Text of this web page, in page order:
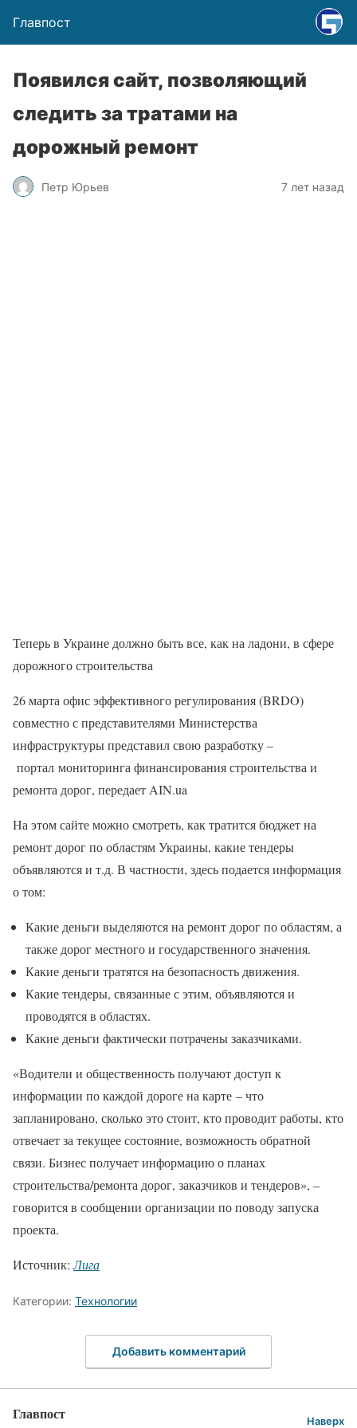
Главпост
Появился сайт, позволяющий
следить за тратами на
дорожный ремонт
Петр Юрьев 7 лет назад
Теперь в Украине должно быть все, как на ладони, в сфере
дорожного строительства
26 марта офис эффективного регулирования (BRDO)
совместно с представителями Министерства
инфраструктуры представил свою разработку –
портал мониторинга финансирования строительства и
ремонта дорог, передает AIN.ua
На этом сайте можно смотреть, как тратится бюджет на
ремонт дорог по областям Украины, какие тендеры
объявляются и т.д. В частности, здесь подается информация
о том:
Какие деньги выделяются на ремонт дорог по областям, а
также дорог местного и государственного значения.
Какие деньги тратятся на безопасность движения.
Какие тендеры, связанные с этим, объявляются и
проводятся в областях.
Какие деньги фактически потрачены заказчиками.
«Водители и общественность получают доступ к
информации по каждой дороге на карте – что
запланировано, сколько это стоит, кто проводит работы, кто
отвечает за текущее состояние, возможность обратной
связи. Бизнес получает информацию о планах
строительства/ремонта дорог, заказчиков и тендеров», –
говорится в сообщении организации по поводу запуска
проекта.
Источник:Лига
Категории: Технологии
Добавить комментарий
Главпост Наверх